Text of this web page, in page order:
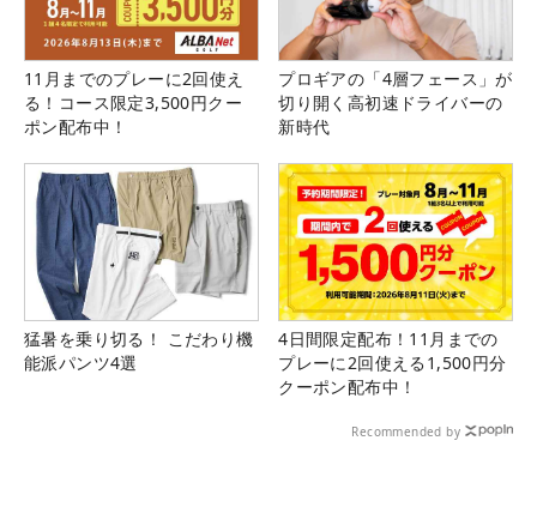
11月までのプレーに2回使え
る！コース限定3,500円クー
ポン配布中！
プロギアの「4層フェース」が
切り開く高初速ドライバーの
新時代
猛暑を乗り切る！ こだわり機
能派パンツ4選
4日間限定配布！11月までの
プレーに2回使える1,500円分
クーポン配布中！
Recommended by